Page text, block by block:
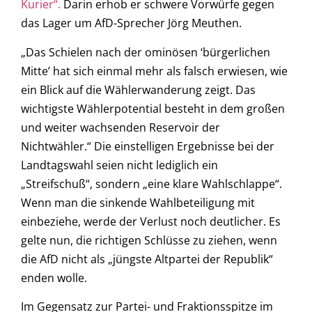
Kurier“. Darin erhob er schwere Vorwürfe gegen
das Lager um AfD-Sprecher Jörg Meuthen.
„Das Schielen nach der ominösen ‘bürgerlichen
Mitte’ hat sich einmal mehr als falsch erwiesen, wie
ein Blick auf die Wählerwanderung zeigt. Das
wichtigste Wählerpotential besteht in dem großen
und weiter wachsenden Reservoir der
Nichtwähler.“ Die einstelligen Ergebnisse bei der
Landtagswahl seien nicht lediglich ein
„Streifschuß“, sondern „eine klare Wahlschlappe“.
Wenn man die sinkende Wahlbeteiligung mit
einbeziehe, werde der Verlust noch deutlicher. Es
gelte nun, die richtigen Schlüsse zu ziehen, wenn
die AfD nicht als „jüngste Altpartei der Republik“
enden wolle.
Im Gegensatz zur Partei- und Fraktionsspitze im